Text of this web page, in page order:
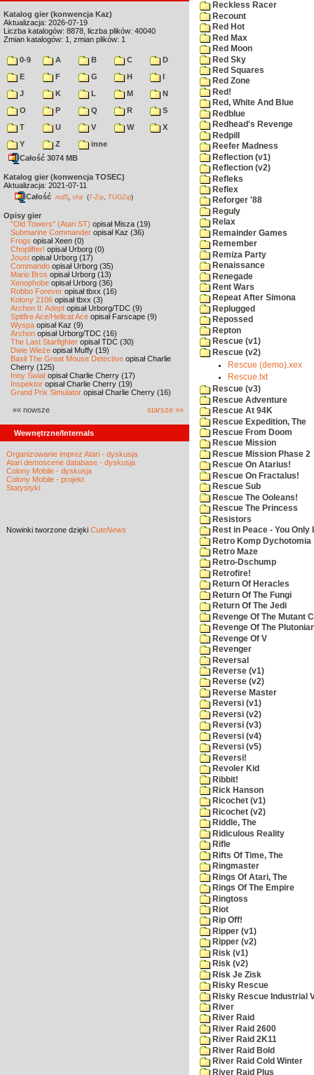
Katalog gier (konwencja Kaz)
Aktualizacja: 2026-07-19
Liczba katalogów: 8878, liczba plików: 40040
Zmian katalogów: 1, zmian plików: 1
0-9 A B C
D
E
F G H
I
J
K L M
N
O
P Q R
S
T
U V W
X
Y
Z
inne
Całość 3074 MB
Katalog gier (konwencja TOSEC)
Aktualizacja: 2021-07-11
Całość md5 sha (7-Zip TUGZip)
Opisy gier
"Old Towers" (Atari ST) opisał Misza (19)
Submarine Commander opisał Kaz (36)
Frogs opisał Xeen (0)
Choplifter! opisał Urborg (0)
Joust opisał Urborg (17)
Commando opisał Urborg (35)
Mario Bros opisał Urborg (13)
Xenophobe opisał Urborg (36)
Robbo Forever opisał tbxx (16)
Kolony 2106 opisał tbxx (3)
Archon II: Adept opisał Urborg/TDC (9)
Spitfire Ace/Hellcat Ace opisał Farscape (9)
Wyspa opisał Kaz (9)
Archon opisał Urborg/TDC (16)
The Last Starfighter opisał TDC (30)
Dwie Wieże opisał Muffy (19)
Basil The Great Mouse Detective opisał Charlie
Cherry (125)
Inny Świat opisał Charlie Cherry (17)
Inspektor opisał Charlie Cherry (19)
Grand Prix Simulator opisał Charlie Cherry (16)
«« nowsze starsze »»
Wewnętrzne/Internals
Organizowanie imprez Atari - dyskusja
Atari demoscene database - dyskusja
Colony Mobile - dyskusja
Colony Mobile - projekt
Statystyki
Nowinki tworzone dzięki CuteNews
Reckless Racer
Recount
Red Hot
Red Max
Red Moon
Red Sky
Red Squares
Red Zone
Red!
Red, White And Blue
Redblue
Redhead's Revenge
Redpill
Reefer Madness
Reflection (v1)
Reflection (v2)
Refleks
Reflex
Reforger '88
Reguly
Relax
Remainder Games
Remember
Remiza Party
Renaissance
Renegade
Rent Wars
Repeat After Simona
Replugged
Repossed
Repton
Rescue (v1)
Rescue (v2)
Rescue (demo).xex
Rescue.txt
Rescue (v3)
Rescue Adventure
Rescue At 94K
Rescue Expedition, The
Rescue From Doom
Rescue Mission
Rescue Mission Phase 2
Rescue On Atarius!
Rescue On Fractalus!
Rescue Sub
Rescue The Ooleans!
Rescue The Princess
Resistors
Rest in Peace - You Only
Retro Komp Dychotomia
Retro Maze
Retro-Dschump
Retrofire!
Return Of Heracles
Return Of The Fungi
Return Of The Jedi
Revenge Of The Mutant
Revenge Of The
Revenge Of V
Revenger
Reversal
Reverse (v1)
Reverse (v2)
Reverse Master
Reversi (v1)
Reversi (v2)
Reversi (v3)
Reversi (v4)
Reversi (v5)
Reversi!
Revoler Kid
Ribbit!
Rick Hanson
Ricochet (v1)
Ricochet (v2)
Riddle, The
Ridiculous Reality
Rifle
Rifts Of Time, The
Ringmaster
Rings Of Atari, The
Rings Of The Empire
Ringtoss
Riot
Rip Off!
Ripper (v1)
Ripper (v2)
Risk (v1)
Risk (v2)
Risk Je Zisk
Risky Rescue
Risky Rescue Industrial
River
River Raid
River Raid 2600
River Raid 2K11
River Raid Bold
River Raid Cold Winter
River Raid Plus